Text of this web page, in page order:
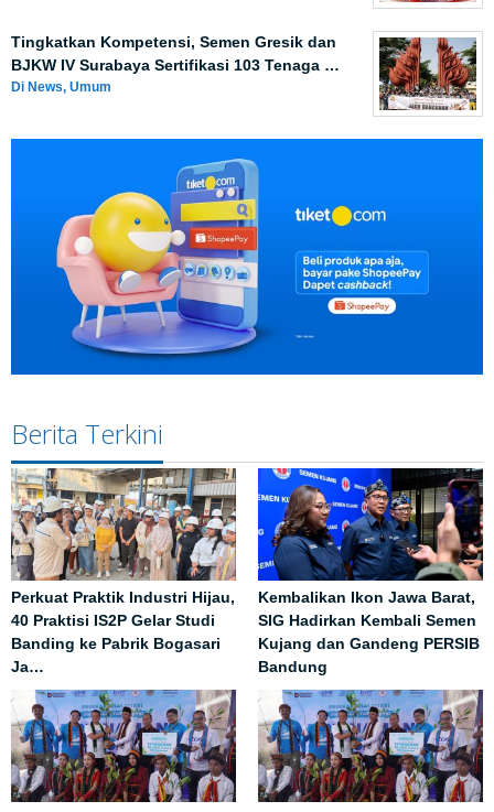
Tingkatkan Kompetensi, Semen Gresik dan
BJKW IV Surabaya Sertifikasi 103 Tenaga …
Di News, Umum
Berita Terkini
Perkuat Praktik Industri Hijau,
40 Praktisi IS2P Gelar Studi
Banding ke Pabrik Bogasari
Ja…
Kembalikan Ikon Jawa Barat,
SIG Hadirkan Kembali Semen
Kujang dan Gandeng PERSIB
Bandung